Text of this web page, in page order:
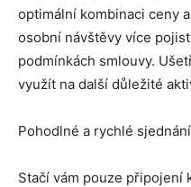
optimální kombinaci ceny
osobní návštěvy více
podmínkách smlouvy.
využít na další důležité
Pohodlné a rychlé sjednání
Stačí vám pouze připojení